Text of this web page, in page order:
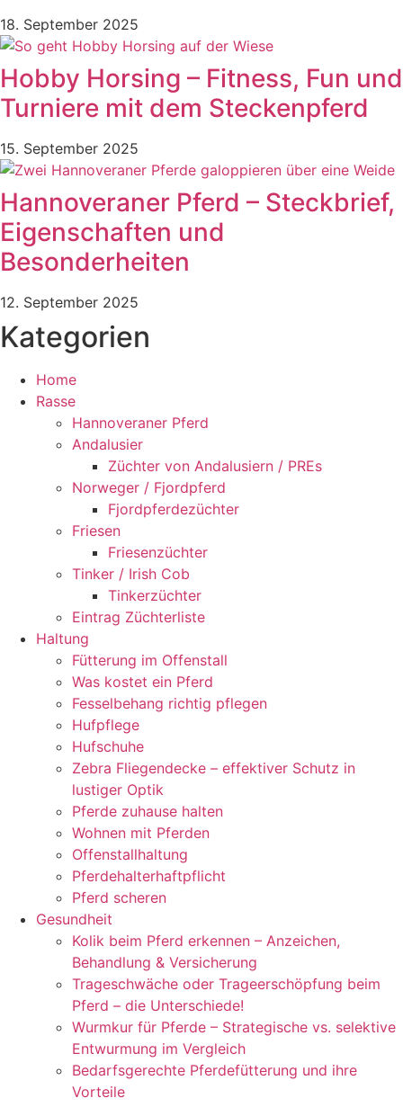
18. September 2025
Hobby Horsing – Fitness, Fun und
Turniere mit dem Steckenpferd
15. September 2025
Hannoveraner Pferd – Steckbrief,
Eigenschaften und
Besonderheiten
12. September 2025
Kategorien
Home
Rasse
Hannoveraner Pferd
Andalusier
Züchter von Andalusiern / PREs
Norweger / Fjordpferd
Fjordpferdezüchter
Friesen
Friesenzüchter
Tinker / Irish Cob
Tinkerzüchter
Eintrag Züchterliste
Haltung
Fütterung im Offenstall
Was kostet ein Pferd
Fesselbehang richtig pflegen
Hufpflege
Hufschuhe
Zebra Fliegendecke – effektiver Schutz in
lustiger Optik
Pferde zuhause halten
Wohnen mit Pferden
Offenstallhaltung
Pferdehalterhaftpflicht
Pferd scheren
Gesundheit
Kolik beim Pferd erkennen – Anzeichen,
Behandlung & Versicherung
Trageschwäche oder Trageerschöpfung beim
Pferd – die Unterschiede!
Wurmkur für Pferde – Strategische vs. selektive
Entwurmung im Vergleich
Bedarfsgerechte Pferdefütterung und ihre
Vorteile